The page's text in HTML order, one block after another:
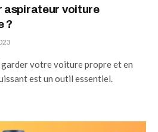
aspirateur voiture
?
garder votre voiture propre et en
est un outil essentiel.